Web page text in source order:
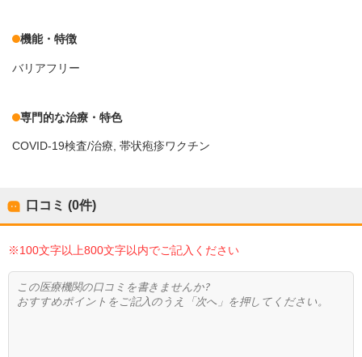
機能・特徴
バリアフリー
専門的な治療・特色
COVID-19検査/治療 帯状疱疹ワクチン
口コミ (0件)
※100文字以上800文字以内でご記入ください